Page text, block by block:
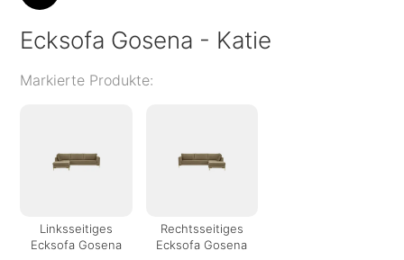
Ecksofa Gosena - Katie
Markierte Produkte:
Linksseitiges
Ecksofa Gosena
Rechtsseitiges
Ecksofa Gosena